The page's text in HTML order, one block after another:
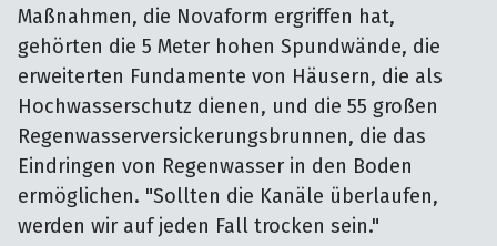
Maßnahmen, die Novaform ergriffen hat,
gehörten die 5 Meter hohen Spundwände, die
erweiterten Fundamente von Häusern, die als
Hochwasserschutz dienen, und die 55 großen
Regenwasserversickerungsbrunnen, die das
Eindringen von Regenwasser in den Boden
ermöglichen. "Sollten die Kanäle überlaufen,
werden wir auf jeden Fall trocken sein."